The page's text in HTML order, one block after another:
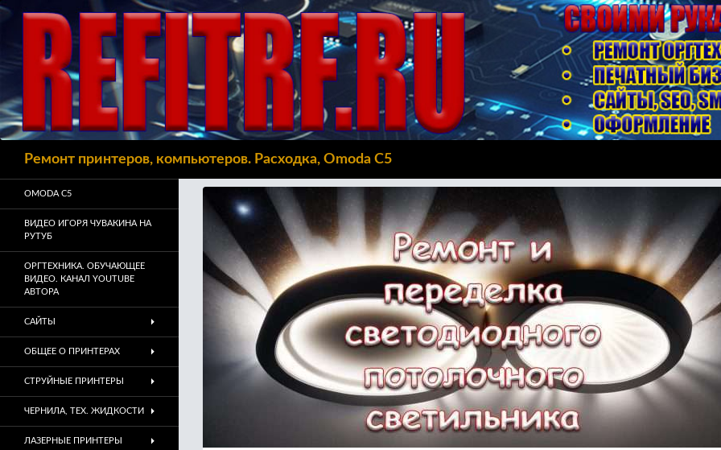
Ремонт принтеров, компьютеров. Расходка, Omoda C5
OMODA C5
ВИДЕО ИГОРЯ ЧУВАКИНА НА
РУТУБ
ОРГТЕХНИКА. ОБУЧАЮЩЕЕ
ВИДЕО. КАНАЛ YOUTUBE
АВТОРА
САЙТЫ
ОБЩЕЕ О ПРИНТЕРАХ
СТРУЙНЫЕ ПРИНТЕРЫ
ЧЕРНИЛА, ТЕХ. ЖИДКОСТИ
ЛАЗЕРНЫЕ ПРИНТЕРЫ